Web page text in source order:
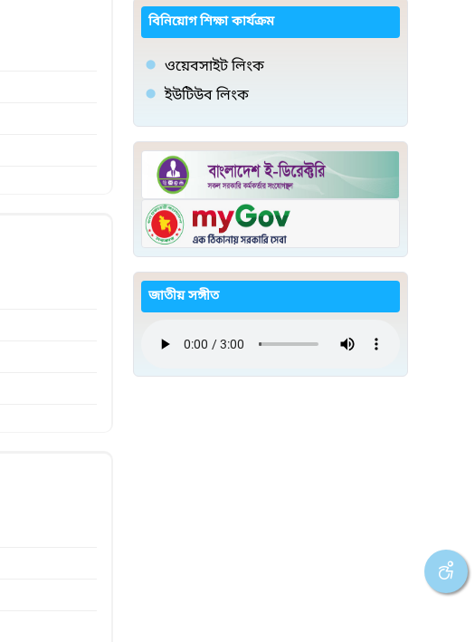
বিনিয়োগ শিক্ষা কার্যক্রম
ওয়েবসাইট লিংক
ইউটিউব লিংক
জাতীয় সঙ্গীত